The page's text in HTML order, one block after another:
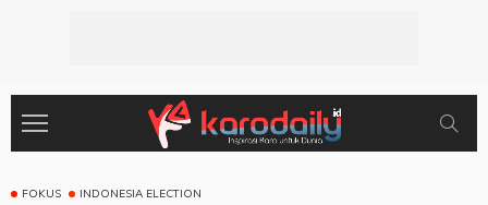
FOKUS INDONESIA ELECTION